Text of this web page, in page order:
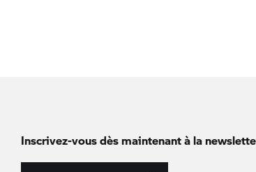
Inscrivez-vous dès maintenant à la